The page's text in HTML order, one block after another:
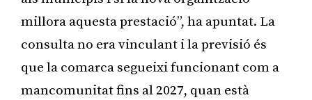
millora aquesta prestació”, ha apuntat. La
consulta no era vinculant i la previsió és
que la comarca segueixi funcionant com a
mancomunitat fins al 2027, quan està